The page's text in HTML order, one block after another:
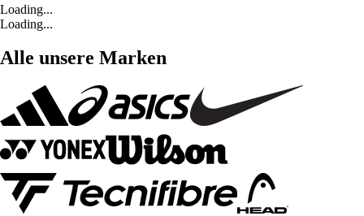
Loading...
Loading...
Alle unsere Marken